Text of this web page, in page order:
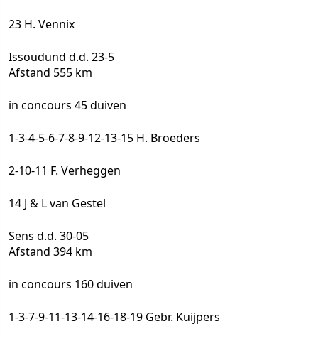
23 H. Vennix
Issoudund d.d. 23-5
Afstand 555 km
in concours 45 duiven
1-3-4-5-6-7-8-9-12-13-15 H. Broeders
2-10-11 F. Verheggen
14 J & L van Gestel
Sens d.d. 30-05
Afstand 394 km
in concours 160 duiven
1-3-7-9-11-13-14-16-18-19 Gebr. Kuijpers